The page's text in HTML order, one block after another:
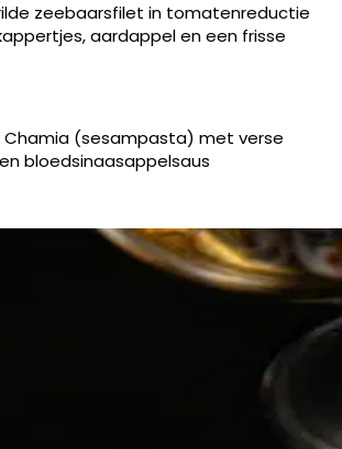
zeebaarsfilet in tomatenreductie
aardappel en een frisse
Chamia (sesampasta) met verse
bloedsinaasappelsaus